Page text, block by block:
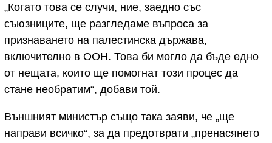
„Когато това се случи, ние, заедно със
съюзниците, ще разгледаме въпроса за
признаването на палестинска държава,
включително в ООН. Това би могло да бъде едно
от нещата, които ще помогнат този процес да
стане необратим“, добави той.
Външният министър също така заяви, че „ще
направи всичко“, за да предотврати „пренасянето